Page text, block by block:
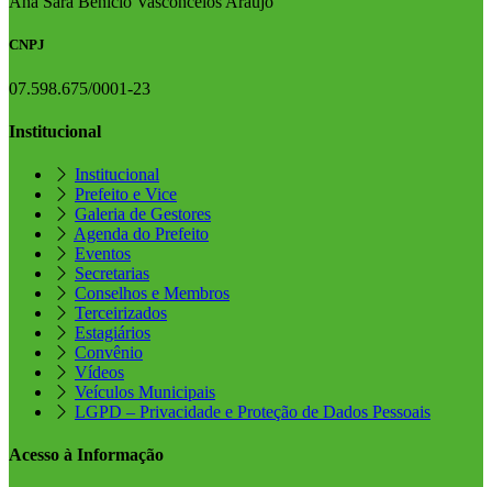
CNPJ
07.598.675/0001-23
Institucional
Institucional
Prefeito e Vice
Galeria de Gestores
Agenda do Prefeito
Eventos
Secretarias
Conselhos e Membros
Terceirizados
Estagiários
Convênio
Vídeos
Veículos Municipais
LGPD – Privacidade e Proteção de Dados Pessoais
Acesso à Informação